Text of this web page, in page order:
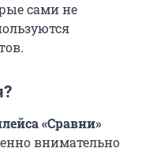
сами не
«Сравни»
внимательно